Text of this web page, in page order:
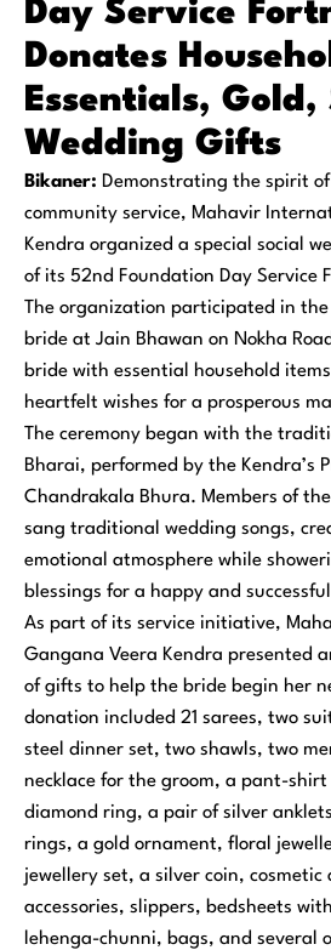
Day Service
Donates
Essentials,
Wedding Gifts
Bikaner: Demonstrating the spirit
community service, Mahavir
Kendra organized a special social
of its 52nd Foundation Day Service
The organization participated in
bride at Jain Bhawan on Nokha
bride with essential household
heartfelt wishes for a prosperous
The ceremony began with the
Bharai, performed by the Kendra’s
Chandrakala Bhura. Members of
sang traditional wedding songs,
emotional atmosphere while
blessings for a happy and
As part of its service initiative,
Gangana Veera Kendra presented
of gifts to help the bride begin her
donation included 21 sarees, two
steel dinner set, two shawls, two
necklace for the groom, a pant-
diamond ring, a pair of silver
rings, a gold ornament, floral
jewellery set, a silver coin, cosmetic
accessories, slippers, bedsheets
lehenga-chunni, bags, and several